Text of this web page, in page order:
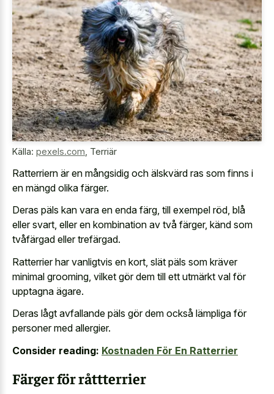
Källa: pexels.com Terriär
Ratterriern är en mångsidig och älskvärd ras som finns i
en mängd olika färger.
Deras päls kan vara en enda färg, till exempel röd, blå
eller svart, eller en kombination av två färger, känd som
tvåfärgad eller trefärgad.
Ratterrier har vanligtvis en kort, slät päls som kräver
minimal grooming, vilket gör dem till ett utmärkt val för
upptagna ägare.
Deras lågt avfallande päls gör dem också lämpliga för
personer med allergier.
Consider reading: Kostnaden För En Ratterrier
Färger för råttterrier